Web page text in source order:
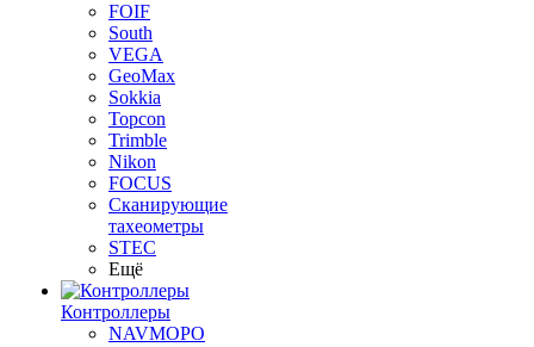
FOIF
South
VEGA
GeoMax
Sokkia
Topcon
Trimble
Nikon
FOCUS
Сканирующие
тахеометры
STEC
Ещё
Контроллеры
NAVMOPO